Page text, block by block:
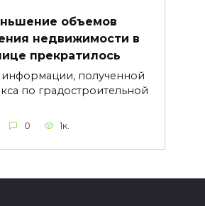
объемов
недвижимости в
прекратилось
информации, полученной
по градостроительной
0 1к.